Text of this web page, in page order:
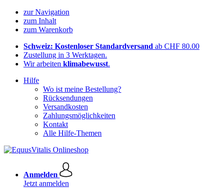
zur Navigation
zum Inhalt
zum Warenkorb
Schweiz: Kostenloser Standardversand ab CHF 80.00
Zustellung in 3 Werktagen.
Wir arbeiten klimabewusst.
Hilfe
Wo ist meine Bestellung?
Rücksendungen
Versandkosten
Zahlungsmöglichkeiten
Kontakt
Alle Hilfe-Themen
Anmelden
Jetzt anmelden